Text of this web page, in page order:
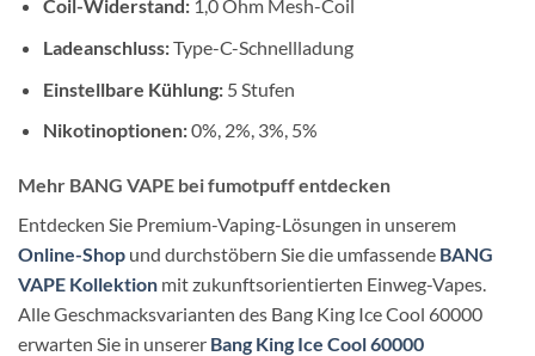
Coil-Widerstand:1,0 Ohm Mesh-Coil
Ladeanschluss:Type-C-Schnellladung
Einstellbare Kühlung:5 Stufen
Nikotinoptionen:0%, 2%, 3%, 5%
Mehr BANG VAPE bei fumotpuff entdecken
Entdecken Sie Premium-Vaping-Lösungen in unserem
Online-Shop und durchstöbern Sie die umfassende BANG
VAPE Kollektion mit zukunftsorientierten Einweg-Vapes.
Alle Geschmacksvarianten des Bang King Ice Cool 60000
erwarten Sie in unserer Bang King Ice Cool 60000